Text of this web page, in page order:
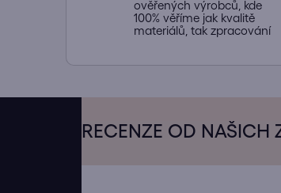
ověřených výrobců, kde
100% věříme jak kvalitě
materiálů, tak zpracování
RECENZE OD NAŠICH